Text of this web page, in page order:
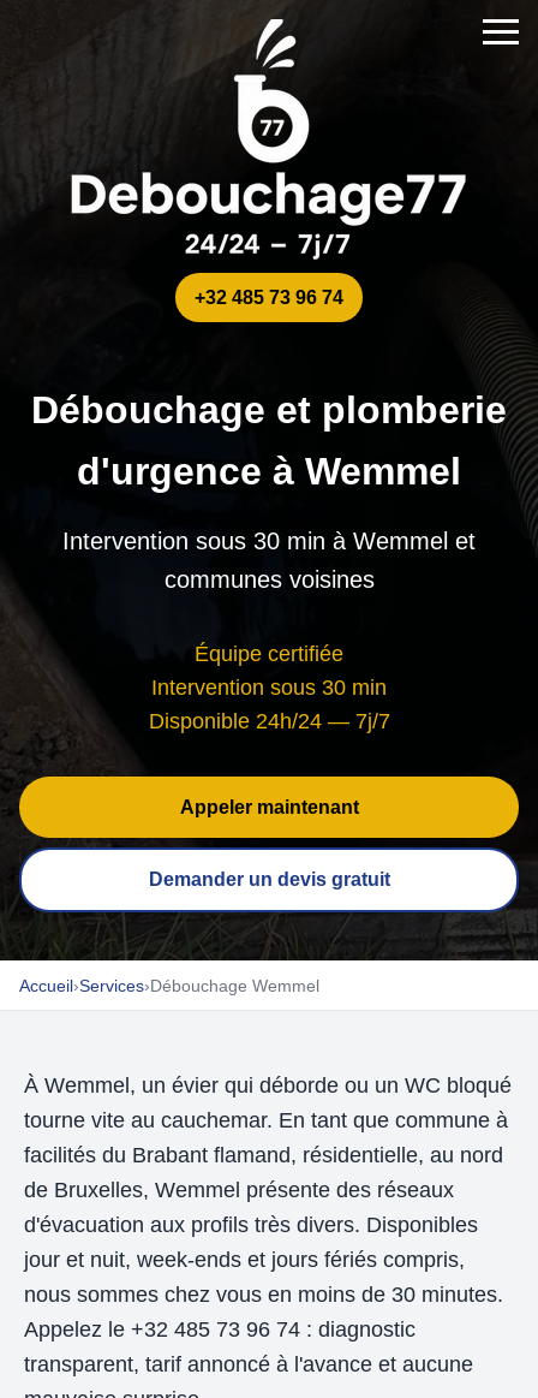
+32 485 73 96 74
Débouchage et plomberie
d'urgence à Wemmel
Intervention sous 30 min à Wemmel et
communes voisines
Équipe certifiée
Intervention sous 30 min
Disponible 24h/24 — 7j/7
Appeler maintenant
Demander un devis gratuit
Accueil›Services›Débouchage Wemmel
À Wemmel, un évier qui déborde ou un WC bloqué
tourne vite au cauchemar. En tant que commune à
facilités du Brabant flamand, résidentielle, au nord
de Bruxelles, Wemmel présente des réseaux
d'évacuation aux profils très divers. Disponibles
jour et nuit, week-ends et jours fériés compris,
nous sommes chez vous en moins de 30 minutes.
Appelez le +32 485 73 96 74 : diagnostic
transparent, tarif annoncé à l'avance et aucune